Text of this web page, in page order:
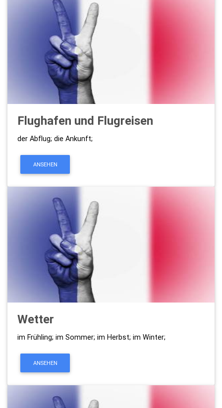
Flughafen und Flugreisen
der Abflug; die Ankunft;
ANSEHEN
Wetter
im Frühling; im Sommer; im Herbst; im Winter;
ANSEHEN